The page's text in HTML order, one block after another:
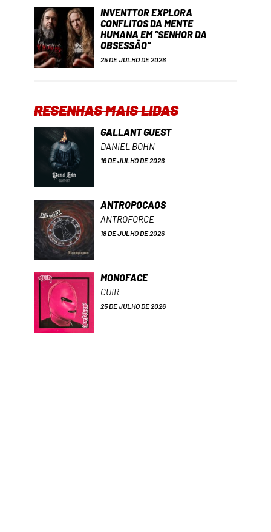
INVENTTOR EXPLORA
CONFLITOS DA MENTE
HUMANA EM “SENHOR DA
OBSESSÃO”
25 DE JULHO DE 2026
RESENHAS MAIS LIDAS
GALLANT GUEST
DANIEL BOHN
16 DE JULHO DE 2026
ANTROPOCAOS
ANTROFORCE
18 DE JULHO DE 2026
MONOFACE
CUIR
25 DE JULHO DE 2026